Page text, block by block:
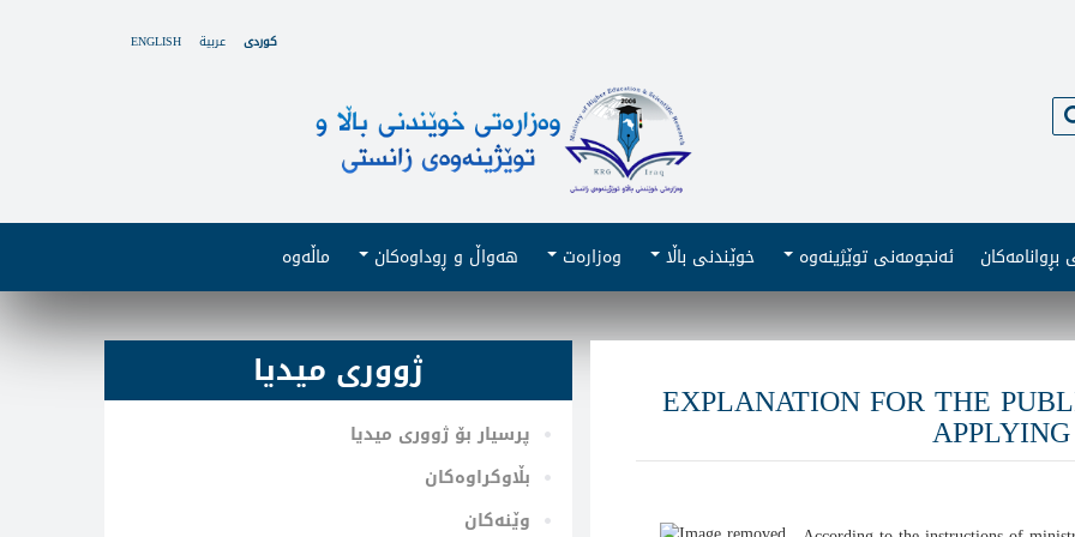
ENGLISH
عربية کوردی
گەڕان
ماڵەوە هەواڵ و ڕوداوەکان وەزارەت خوێندنى باڵا ئەنجومەنى توێژینەوە
EXPLANATION FOR THE
ژووری میدیا
پرسیار بۆ ژووری میدیا
بڵاوکراوەکان
وێنەکان